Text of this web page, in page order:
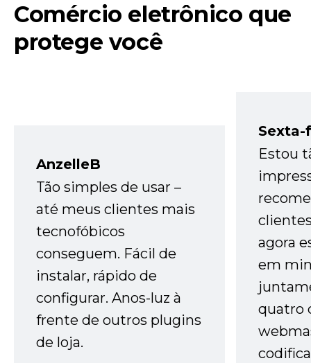
Comércio eletrônico que
protege você
AnzelleB
Tão simples de usar –
até meus clientes mais
tecnofóbicos
conseguem. Fácil de
instalar, rápido de
configurar. Anos-luz à
frente de outros plugins
de loja.
Sexta-
Estou
agora
em
quatro